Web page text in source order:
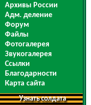
Архивы России
Адм. деление
Форум
Файлы
Фотогалерея
Звукогалерея
Ссылки
Благодарности
Карта сайта
Узнать солдата